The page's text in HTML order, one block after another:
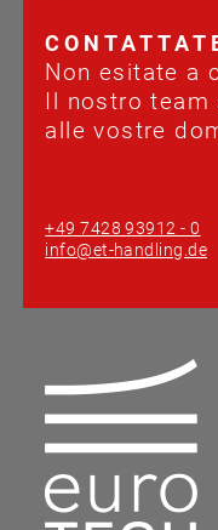
Non esitate a
Il nostro team
alle vostre
+49 7428 93912 - 0
info@et-handling.de